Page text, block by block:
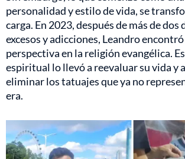
personalidad y estilo de vida, se
carga. En 2023, después de más de dos
excesos y adicciones, Leandro
perspectiva en la religión evangélica.
espiritual lo llevó a reevaluar su vida y
eliminar los tatuajes que ya no
era.